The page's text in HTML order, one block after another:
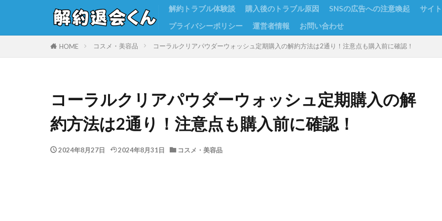
解約トラブル体験談 購入後のトラブル原因 SNSの広告への注意喚起
サイ
プライバシーポリシー
運営者情報 お問い合わせ
HOME コスメ・美容品 コーラルクリアパウダーウォッシュ定期購入の解約方法は2通り！注意点も購入前に確認！
コーラルクリアパウダーウォッシュ定期購入の解
約方法は2通り！注意点も購入前に確認！
2024年8月27日 2024年8月31日 コスメ・美容品